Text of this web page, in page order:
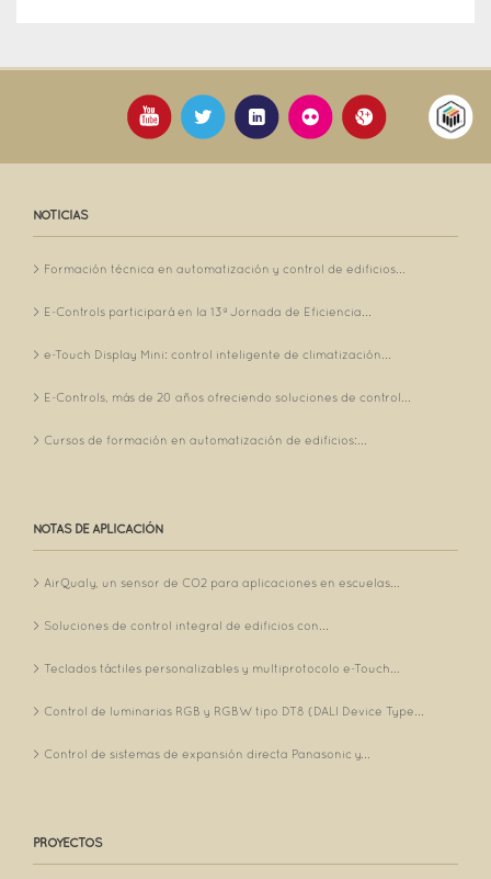
NOTICIAS
Formación técnica en automatización y control de edificios...
E-Controls participará en la 13ª Jornada de Eficiencia...
e-Touch Display Mini: control inteligente de climatización...
E-Controls, más de 20 años ofreciendo soluciones de control...
Cursos de formación en automatización de edificios:...
NOTAS DE APLICACIÓN
AirQualy, un sensor de CO2 para aplicaciones en escuelas...
Soluciones de control integral de edificios con...
Teclados táctiles personalizables y multiprotocolo e-Touch...
Control de luminarias RGB y RGBW tipo DT8 (DALI Device Type...
Control de sistemas de expansión directa Panasonic y...
PROYECTOS